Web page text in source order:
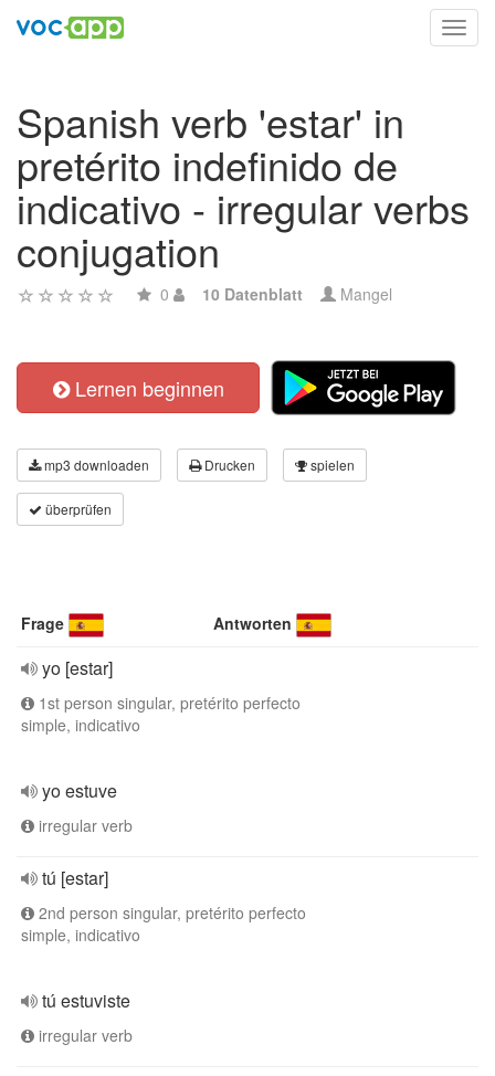
Spanish verb 'estar' in
pretérito indefinido de
indicativo - irregular verbs
conjugation
0 10 Datenblatt Mangel
Lernen beginnen
mp3 downloaden Drucken spielen
überprüfen
Frage Antworten
yo [estar]
1st person singular, pretérito perfecto
simple, indicativo
yo estuve
irregular verb
tú [estar]
2nd person singular, pretérito perfecto
simple, indicativo
tú estuviste
irregular verb